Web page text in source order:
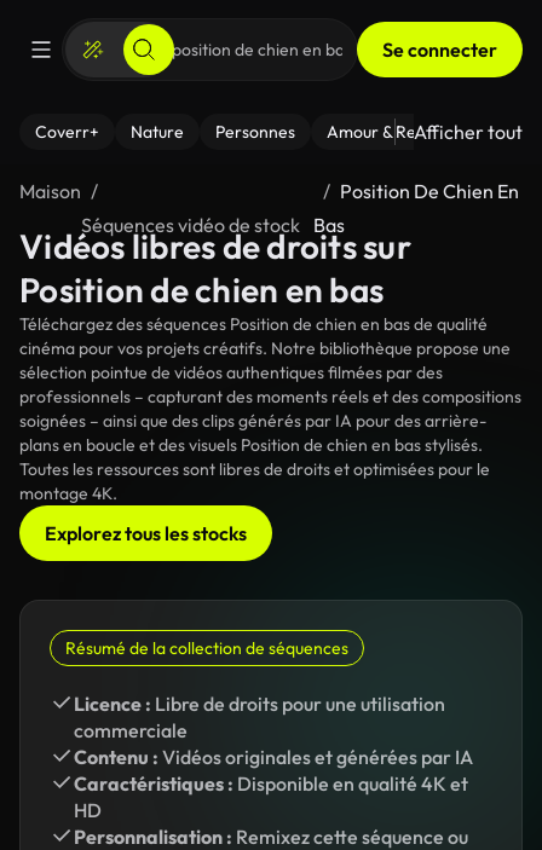
Se connecter
Coverr+ Nature Personnes Amour & Relations Le
Afficher tout
Maison
Séquences vidéo de stock
Position De Chien En
Bas
Vidéos libres de droits sur
Position de chien en bas
Téléchargez des séquences Position de chien en bas de qualité
cinéma pour vos projets créatifs. Notre bibliothèque propose une
sélection pointue de vidéos authentiques filmées par des
professionnels – capturant des moments réels et des compositions
soignées – ainsi que des clips générés par IA pour des arrière-
plans en boucle et des visuels Position de chien en bas stylisés.
Toutes les ressources sont libres de droits et optimisées pour le
montage 4K.
Explorez tous les stocks
Résumé de la collection de séquences
Licence : Libre de droits pour une utilisation
commerciale
Contenu : Vidéos originales et générées par IA
Caractéristiques : Disponible en qualité 4K et
HD
Personnalisation : Remixez cette séquence ou